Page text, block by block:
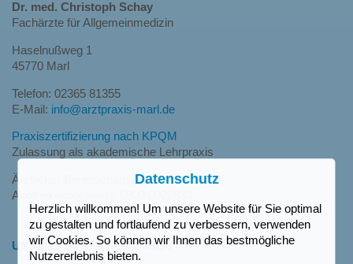
Dr. med. Christoph Schay
Fachärzte für Allgemeinmedizin
Haselnußweg 1
45770 Marl
Telefon: 02365 81355
E-Mail: info@arztpraxis-marl.de
Praxiszertifizierung nach KPQM
Zulassung als akademische Lehrpraxis
Ärztlicher Bereitschaftsdienst:116 117
Apothekennotdienst:
UNSERE SPRECHSTUNDEN
Datenschutz
Herzlich willkommen! Um unsere Website für Sie optimal
zu gestalten und fortlaufend zu verbessern, verwenden
wir Cookies. So können wir Ihnen das bestmögliche
Nutzererlebnis bieten.